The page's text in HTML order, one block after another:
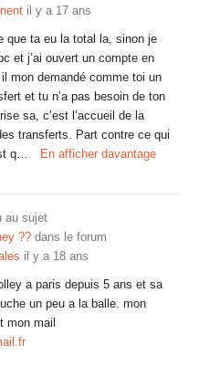
il y a 17 ans
que ta eu la total la, sinon je
et j’ai ouvert un compte en
mon demandé comme toi un
et tu n’a pas besoin de ton
sa, c’est l’accueil de la
transferts. Part contre ce qui
q…
En afficher davantage
au sujet
?? dans le forum
il y a 18 ans
a paris depuis 5 ans et sa
un peu a la balle. mon
mon mail